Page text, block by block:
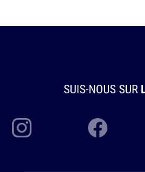
SUIS-NOUS SUR